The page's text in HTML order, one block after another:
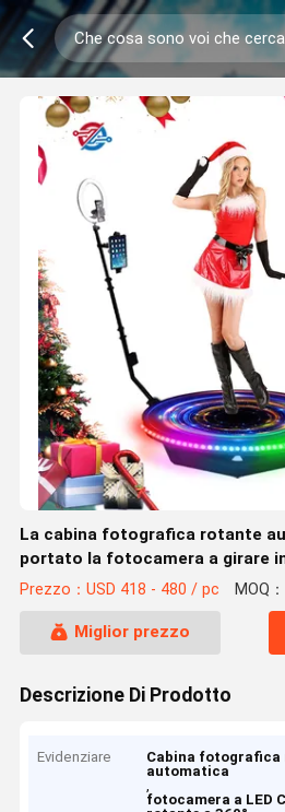
La cabina fotografica rotante
portato la fotocamera a girare
fotografica
Prezzo：USD 418 - 480 / pc MOQ
Miglior prezzo
Descrizione Di Prodotto
Evidenziare
Cabina fotografica
automatica
,
fotocamera a LED